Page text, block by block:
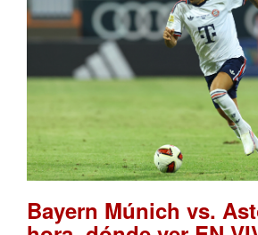
Bayern Múnich vs.